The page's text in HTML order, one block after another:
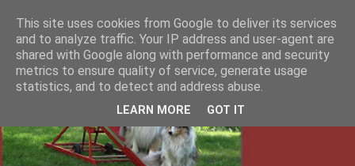
This site uses cookies from Google to deliver its services
and to analyze traffic. Your IP address and user-agent are
shared with Google along with performance and security
metrics to ensure quality of service, generate usage
statistics, and to detect and address abuse.
LEARN MORE GOT IT